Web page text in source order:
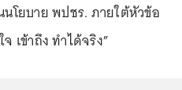
โยบาย พปชร. ภายใต้หัวข้อ
เข้าถึง ทำได้จริง”